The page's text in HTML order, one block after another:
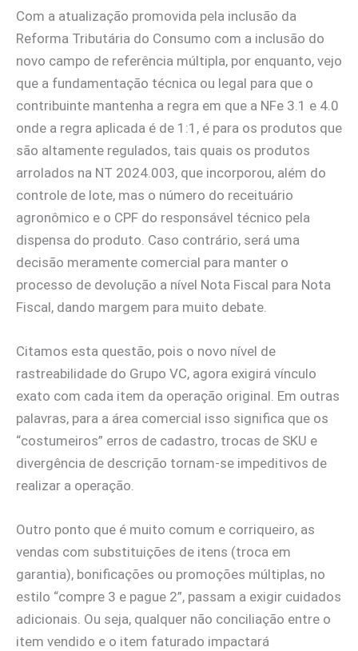
Com a atualização promovida pela inclusão da
Reforma Tributária do Consumo com a inclusão do
novo campo de referência múltipla, por enquanto, vejo
que a fundamentação técnica ou legal para que o
contribuinte mantenha a regra em que a NFe 3.1 e 4.0
onde a regra aplicada é de 1:1, é para os produtos que
são altamente regulados, tais quais os produtos
arrolados na NT 2024.003, que incorporou, além do
controle de lote, mas o número do receituário
agronômico e o CPF do responsável técnico pela
dispensa do produto. Caso contrário, será uma
decisão meramente comercial para manter o
processo de devolução a nível Nota Fiscal para Nota
Fiscal, dando margem para muito debate.
Citamos esta questão, pois o novo nível de
rastreabilidade do Grupo VC, agora exigirá vínculo
exato com cada item da operação original. Em outras
palavras, para a área comercial isso significa que os
“costumeiros” erros de cadastro, trocas de SKU e
divergência de descrição tornam-se impeditivos de
realizar a operação.
Outro ponto que é muito comum e corriqueiro, as
vendas com substituições de itens (troca em
garantia), bonificações ou promoções múltiplas, no
estilo “compre 3 e pague 2”, passam a exigir cuidados
adicionais. Ou seja, qualquer não conciliação entre o
item vendido e o item faturado impactará